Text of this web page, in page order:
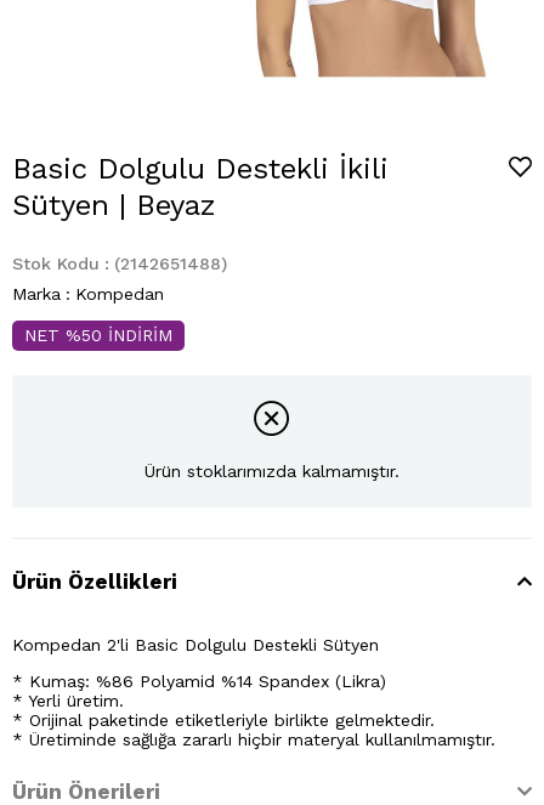
Basic Dolgulu Destekli İkili
Sütyen | Beyaz
Stok Kodu
(2142651488)
Marka : Kompedan
NET %50 İNDİRİM
Ürün stoklarımızda kalmamıştır.
Ürün Özellikleri
Kompedan 2'li Basic Dolgulu Destekli Sütyen
* Kumaş: %86 Polyamid %14 Spandex (Likra)
* Yerli üretim.
* Orijinal paketinde etiketleriyle birlikte gelmektedir.
* Üretiminde sağlığa zararlı hiçbir materyal kullanılmamıştır.
Ürün Önerileri